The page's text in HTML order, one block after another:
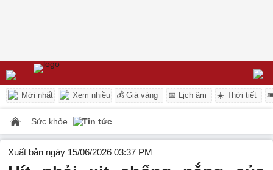
Mới nhất Xem nhiều 💰 Giá vàng 📅 Lịch âm ☀️ Thời tiết
Sức khỏe Tin tức
Xuất bản ngày 15/06/2026 03:37 PM